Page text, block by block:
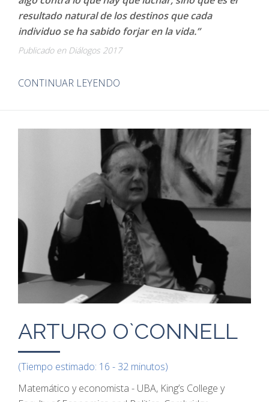
resultado natural de los destinos que cada
individuo se ha sabido forjar en la vida.”
Publicado en Diálogos 2017
CONTINUAR LEYENDO
ARTURO O`CONNELL
(Tiempo estimado: 16 - 32 minutos)
Matemático y economista - UBA, King’s College y